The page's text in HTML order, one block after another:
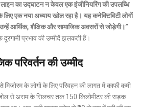
का उद्घाटन न केवल एक इंजीनियरिंग की उपलब्धि
लिए एक नया अध्याय खोल रहा है। यह कनेक्टिविटी लोगों
आर्थिक, शैक्षिक और सामाजिक अवसरों से जोड़ेगी।”
प्रभाव की उम्मीदें झलकती हैं।
परिवर्तन की उम्मीद
के लोगों के लिए परिवहन की लागत में काफी कमी
से असम के सिलचर तक 150 किलोमीटर की सड़क